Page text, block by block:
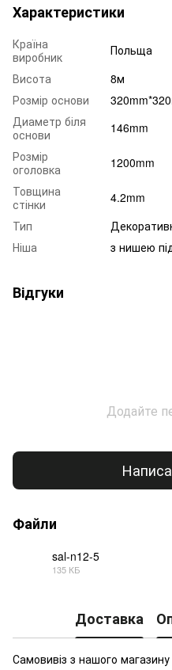
Характеристики
Країна
виробник
Польща
Висота
8м
Розмір основи
Диаметр біля
основи
146mm
Розмір
оголовка
1200mm
Товщина
стінки
4.2mm
Тип
Ніша
з нишею
Відгуки
Додайте
Файли
sal-n12-5
135 КБ
Доставка
Самовивіз з нашого